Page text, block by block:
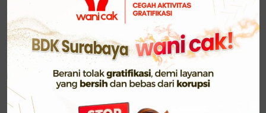
Momen apresiasi tersebut berlangsung hangat di
Jakarta, pada Senin (14/4/2025), saat Kepala BDK
Surabaya, Drs. Japar, M.Pd., menerima langsung
penghargaan dari Kepala BMBPSDM Kemenag, Prof.
Dr. H. Muhammad Ali Ramdhani, S.TP., M.T., yang
turut didampingi oleh Sekretaris BMBPSDM, Prof.
Ahmad Zainul Hamdi.